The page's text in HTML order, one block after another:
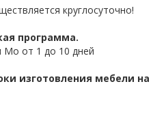
круглосуточно!
программа.
Мо от 1 до 10 дней
изготовления мебели на